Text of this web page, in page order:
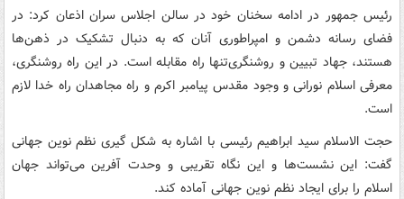
رئیس جمهور در ادامه سخنان خود در سالن اجلاس سران اذعان کرد: در
فضای رسانه دشمن و امپراطوری آنان که به دنبال تشکیک در ذهن‌ها
هستند، جهاد تبیین و روشنگری‌تنها راه مقابله است. در این راه روشنگری،
معرفی اسلام نورانی و وجود مقدس پیامبر اکرم و راه مجاهدان راه خدا لازم
است.
حجت الاسلام سید ابراهیم رئیسی با اشاره به شکل گیری نظم نوین جهانی
گفت: این نشست‌ها و این نگاه تقریبی و وحدت آفرین می‌تواند جهان
اسلام را برای ایجاد نظم نوین جهانی آماده کند.